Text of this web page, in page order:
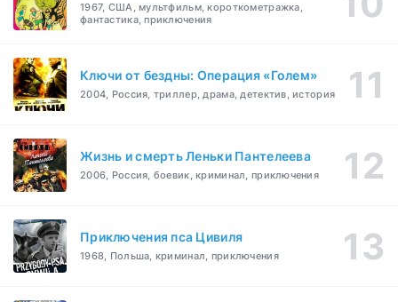
1967, США, мультфильм, короткометражка,
фантастика, приключения
Ключи от бездны: Операция «Голем»
2004, Россия, триллер, драма, детектив, история
Жизнь и смерть Леньки Пантелеева
2006, Россия, боевик, криминал, приключения
Приключения пса Цивиля
1968, Польша, криминал, приключения